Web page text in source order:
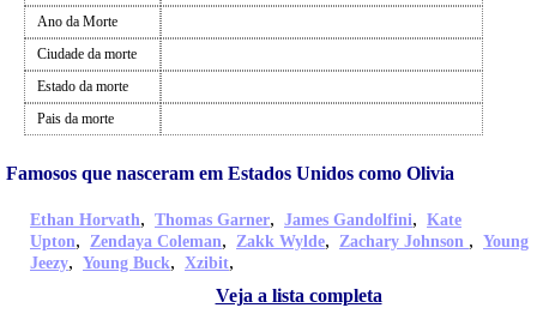
Ano da Morte
Ciudade da morte
Estado da morte
Pais da morte
Famosos que nasceram em Estados Unidos como Olivia
Ethan Horvath, Thomas Garner, James Gandolfini, Kate
Upton, Zendaya Coleman, Zakk Wylde, Zachary Johnson , Young
Jeezy, Young Buck, Xzibit,
Veja a lista completa